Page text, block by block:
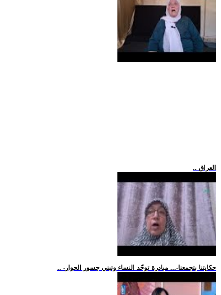
.. العراق
.. -حكايتنا بتجمعنا-... مبادرة توحّد النساء وتبني جسور الحوار